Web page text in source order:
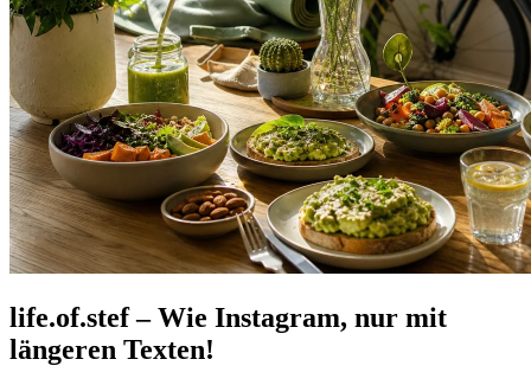
life.of.stef – Wie Instagram, nur mit
längeren Texten!